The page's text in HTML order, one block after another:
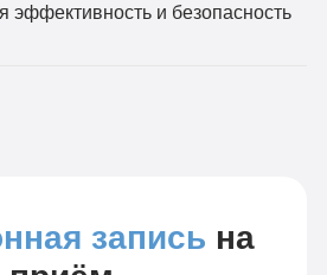
эффективность и безопасность
запись на